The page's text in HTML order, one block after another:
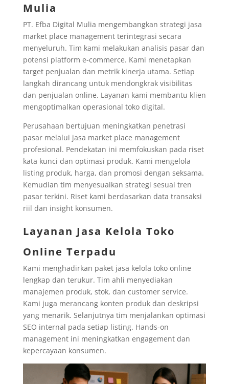
Mulia
PT. Efba Digital Mulia mengembangkan strategi jasa
market place management terintegrasi secara
menyeluruh. Tim kami melakukan analisis pasar dan
potensi platform e-commerce. Kami menetapkan
target penjualan dan metrik kinerja utama. Setiap
langkah dirancang untuk mendongkrak visibilitas
dan penjualan online. Layanan kami membantu klien
mengoptimalkan operasional toko digital.
Perusahaan bertujuan meningkatkan penetrasi
pasar melalui jasa market place management
profesional. Pendekatan ini memfokuskan pada riset
kata kunci dan optimasi produk. Kami mengelola
listing produk, harga, dan promosi dengan seksama.
Kemudian tim menyesuaikan strategi sesuai tren
pasar terkini. Riset kami berdasarkan data transaksi
riil dan insight konsumen.
Layanan Jasa Kelola Toko
Online Terpadu
Kami menghadirkan paket jasa kelola toko online
lengkap dan terukur. Tim ahli menyediakan
manajemen produk, stok, dan customer service.
Kami juga merancang konten produk dan deskripsi
yang menarik. Selanjutnya tim menjalankan optimasi
SEO internal pada setiap listing. Hands-on
management ini meningkatkan engagement dan
kepercayaan konsumen.